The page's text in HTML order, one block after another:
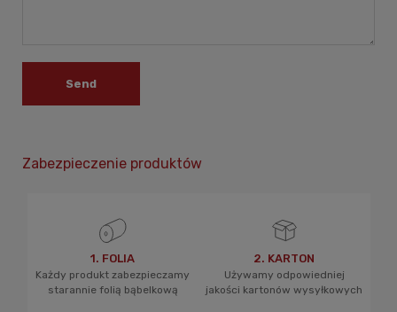
Send
Zabezpieczenie produktów
1. FOLIA
Każdy produkt zabezpieczamy
starannie folią bąbelkową
2. KARTON
Używamy odpowiedniej
jakości kartonów wysyłkowych